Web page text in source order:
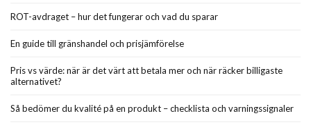
ROT-avdraget – hur det fungerar och vad du sparar
En guide till gränshandel och prisjämförelse
Pris vs värde: när är det värt att betala mer och när räcker billigaste
alternativet?
Så bedömer du kvalité på en produkt – checklista och varningssignaler